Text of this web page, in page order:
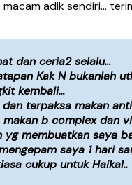
adik sendiri…
dan ceria2 selalu…
Kak N bukanlah
kembali…
terpaksa makan
b complex
membuatkan saya
saya 1 hari
cukup untuk Haikal..